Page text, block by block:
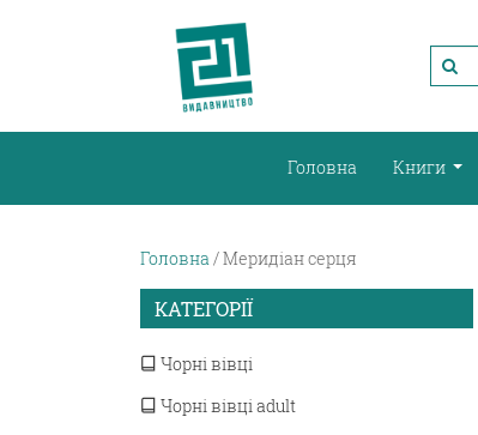
Головна Книги
Головна Меридіан серця
КАТЕГОРІЇ
Чорні вівці
Чорні вівці adult